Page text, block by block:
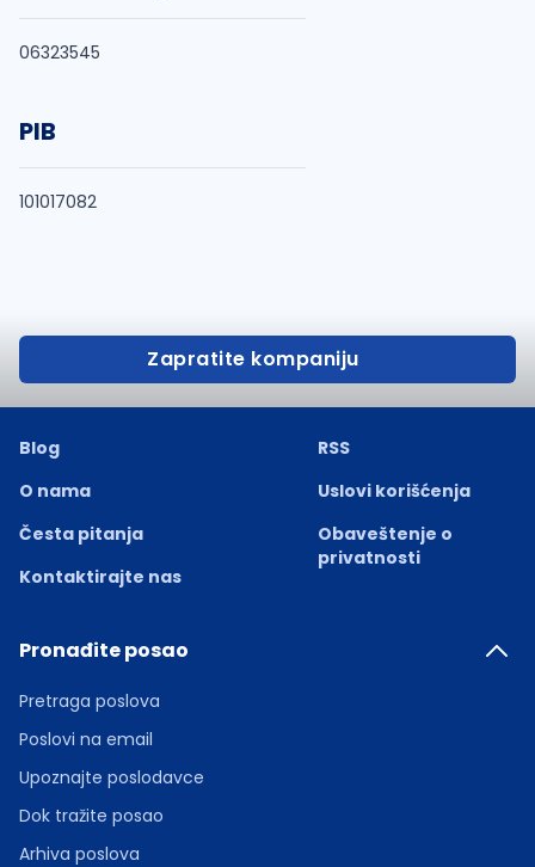
06323545
PIB
101017082
Zapratite kompaniju
Blog
O nama
Česta pitanja
Kontaktirajte nas
RSS
Uslovi korišćenja
Obaveštenje o
privatnosti
Pronađite posao
Pretraga poslova
Poslovi na email
Upoznajte poslodavce
Dok tražite posao
Arhiva poslova